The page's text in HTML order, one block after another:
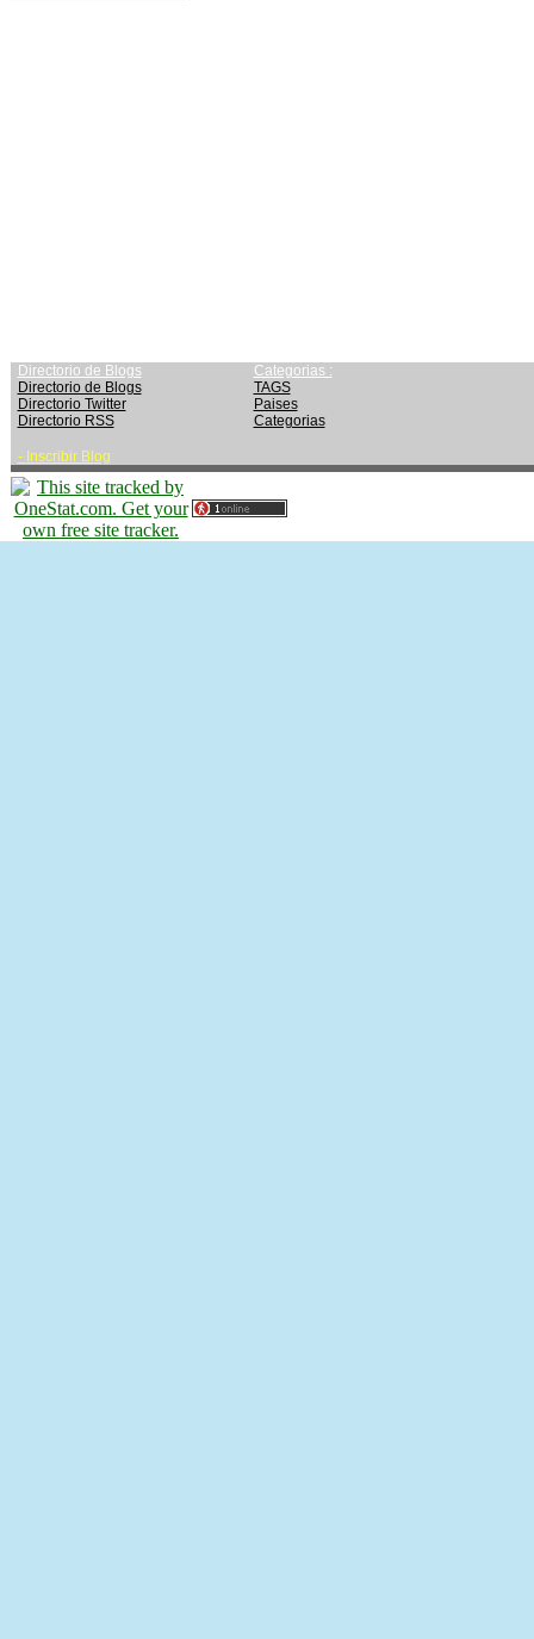
Directorio de Blogs
Directorio de Blogs
Directorio Twitter
Directorio RSS
- Inscribir Blog
Categorias :
TAGS
Paises
Categorias